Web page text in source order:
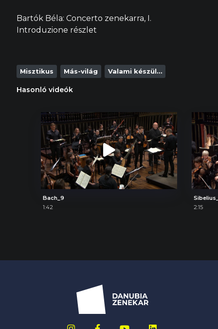
Bartók Béla: Concerto zenekarra, I.
Introduzione részlet
Misztikus Más-világ Valami készül…
Hasonló videók
Bach_9
1:42
2:15